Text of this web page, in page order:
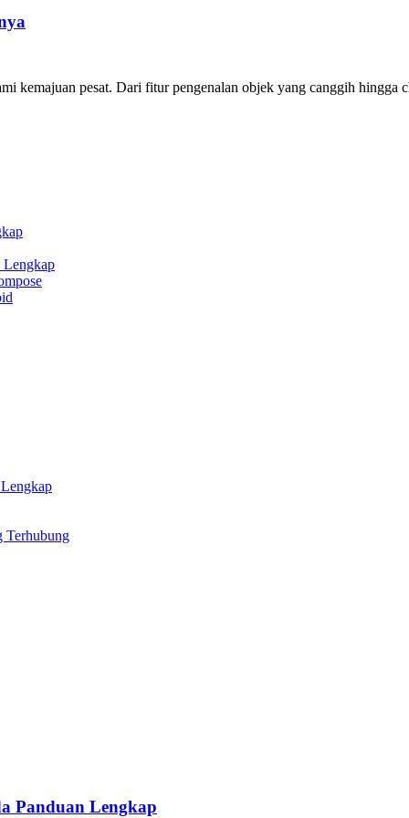
kemajuan pesat. Dari fitur pengenalan objek yang canggih hingga
Lengkap
Terhubung
Panduan Lengkap